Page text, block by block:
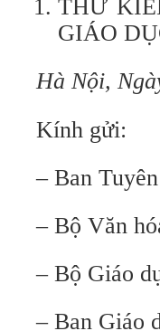
THƯ
GIÁO
Hà Nội,
Kính gửi:
– Ban
– Bộ Văn
– Bộ Giáo
– Ban Giáo